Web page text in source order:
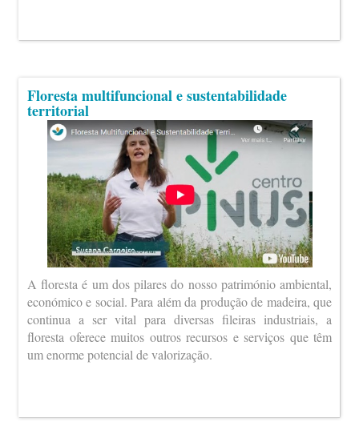
Floresta multifuncional e sustentabilidade
territorial
A floresta é um dos pilares do nosso património ambiental,
económico e social. Para além da produção de madeira, que
continua a ser vital para diversas fileiras industriais, a
floresta oferece muitos outros recursos e serviços que têm
um enorme potencial de valorização.